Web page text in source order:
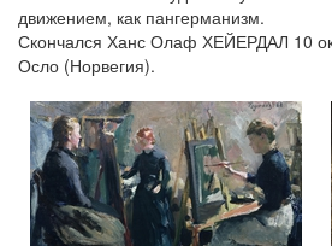
движением, как пангерманизм.
Скончался Ханс Олаф ХЕЙЕРДАЛ 10
Осло (Норвегия).